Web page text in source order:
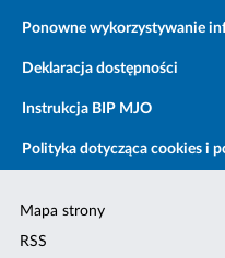
Ponowne wykorzystywanie
Deklaracja dostępności
Instrukcja BIP MJO
Polityka dotycząca cookies i
Mapa strony
RSS